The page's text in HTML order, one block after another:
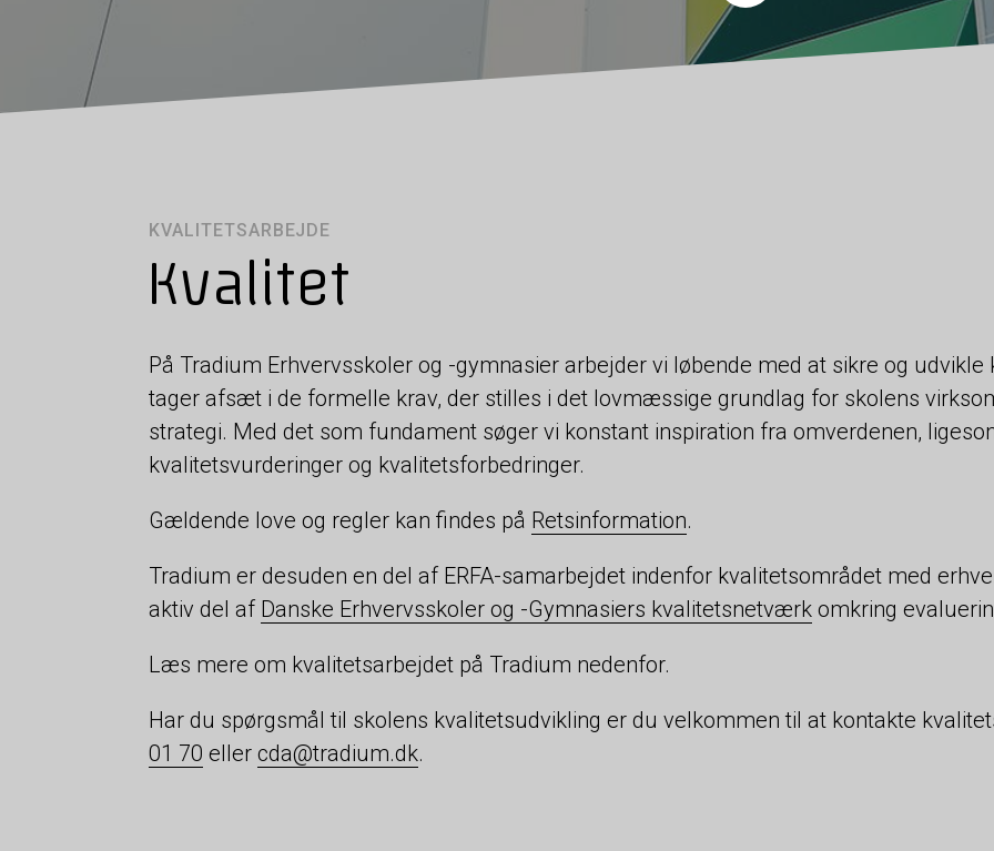
KVALITETSARBEJDE
Kvalitet
På Tradium Erhvervsskoler og -gymnasier arbejder vi løbende med at sikre og
tager afsæt i de formelle krav, der stilles i det lovmæssige grundlag for skolens
strategi. Med det som fundament søger vi konstant inspiration fra omverdenen,
kvalitetsvurderinger og kvalitetsforbedringer.
Gældende love og regler kan findes på Retsinformation.
Tradium er desuden en del af ERFA-samarbejdet indenfor kvalitetsområdet med
aktiv del af Danske Erhvervsskoler og -Gymnasiers kvalitetsnetværk omkring
Læs mere om kvalitetsarbejdet på Tradium nedenfor.
Har du spørgsmål til skolens kvalitetsudvikling er du velkommen til at kontakte
01 70 ellercda@tradium.dk.